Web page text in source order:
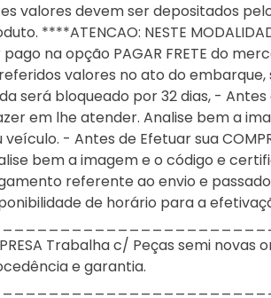
valores devem ser depositados
****ATENCAO: NESTE
pago na opção PAGAR FRETE do
valores no ato do
será bloqueado por 32 dias, -
em lhe atender. Analise bem a
veículo. - Antes de Efetuar sua
bem a imagem e o código e
referente ao envio e
de horário para a
Trabalha c/ Peças semi
e garantia.